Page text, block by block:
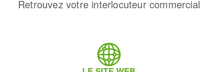
Retrouvez votre interlocuteur commercial